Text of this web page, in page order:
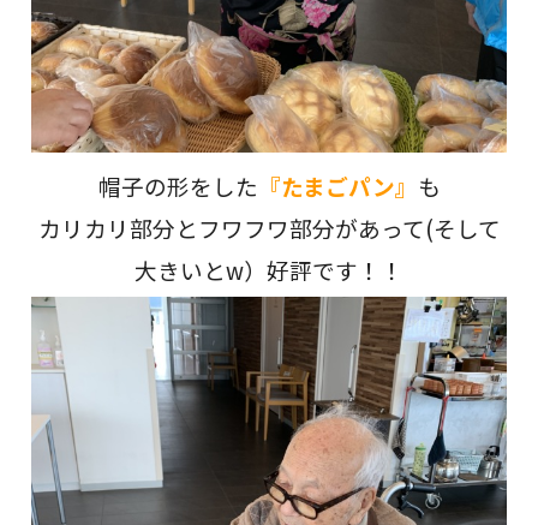
帽子の形をした 『たまごパン』 も
カリカリ部分とフワフワ部分があって(そして
大きいとw）好評です！！